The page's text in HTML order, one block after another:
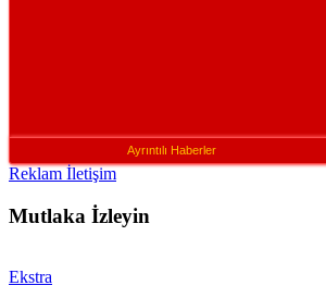
Ayrıntılı Haberler
Reklam İletişim
Mutlaka İzleyin
Ekstra